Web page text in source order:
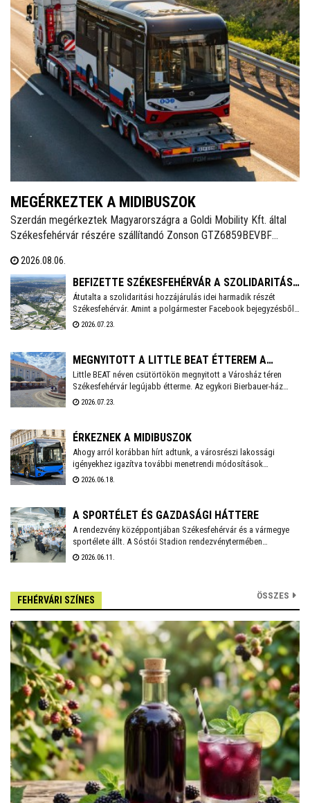
MEGÉRKEZTEK A MIDIBUSZOK
Szerdán megérkeztek Magyarországra a Goldi Mobility Kft. által
Székesfehérvár részére szállítandó Zonson GTZ6859BEVBF
hosszú járműveket nettó 126,23 millió forintos darabonkénti
vételáron szerzi be Székesfehérvár.
2026.08.06.
BEFIZETTE SZÉKESFEHÉRVÁR A SZOLIDARITÁSI
HOZZÁJÁRULÁS AKTUÁLIS RÉSZLETÉT
Átutalta a szolidaritási hozzájárulás idei harmadik részét
Székesfehérvár. Amint a polgármester Facebook bejegyzésből
kiderül, idén még 3,6 milliárd forintot kell befizetnie a városnak.
2026.07.23.
MEGNYITOTT A LITTLE BEAT ÉTTEREM A
VÁROSHÁZ TÉREN
Little BEAT néven csütörtökön megnyitott a Városház téren
Székesfehérvár legújabb étterme. Az egykori Bierbauer-ház
helyén 2010 óta a Pátria étterem működött egészen tavaly év
Kft. nyerte, mely többek között a Beat éttermet is évek óta nagy
2026.07.23.
ÉRKEZNEK A MIDIBUSZOK
Ahogy arról korábban hírt adtunk, a városrészi lakossági
igényekhez igazítva további menetrendi módosítások
várhatóak Székesfehérvár helyi közösségi közlekedésében.
valamint Öreghegy – bekapcsolására is lehetőséget adnak.
2026.06.18.
A SPORTÉLET ÉS GAZDASÁGI HÁTTERE
A rendezvény középpontjában Székesfehérvár és a vármegye
sportélete állt. A Sóstói Stadion rendezvénytermében
megtartott fórumon a város sportklubjainak vezetői osztották
lehetőségekről. Dr. Cser-Palkovics András a Videoton jövőjéről
is szólt.
2026.06.11.
FEHÉRVÁRI SZÍNES ÖSSZES